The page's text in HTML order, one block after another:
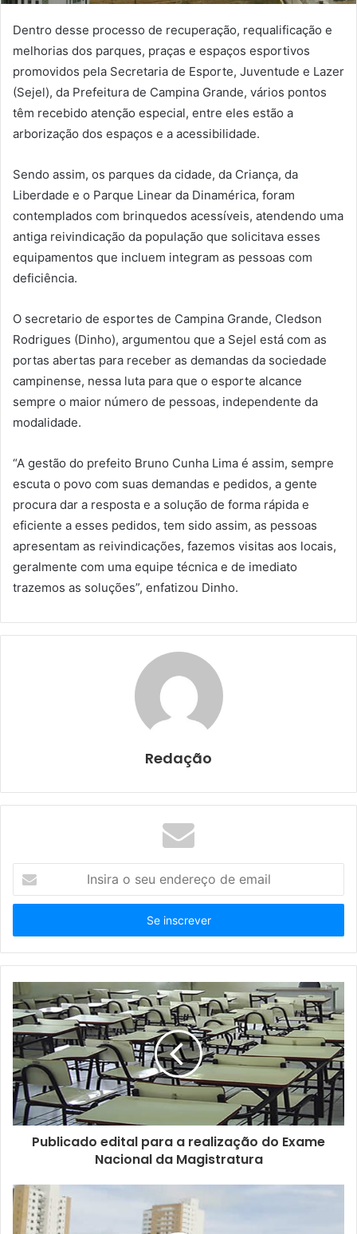
-
m
a
Dentro desse processo de recuperação, requalificação e
melhorias dos parques, praças e espaços esportivos
promovidos pela Secretaria de Esporte, Juventude e Lazer
(Sejel), da Prefeitura de Campina Grande, vários pontos
têm recebido atenção especial, entre eles estão a
arborização dos espaços e a acessibilidade.
Sendo assim, os parques da cidade, da Criança, da
Liberdade e o Parque Linear da Dinamérica, foram
contemplados com brinquedos acessíveis, atendendo uma
antiga reivindicação da população que solicitava esses
equipamentos que incluem integram as pessoas com
deficiência.
O secretario de esportes de Campina Grande, Cledson
Rodrigues (Dinho), argumentou que a Sejel está com as
portas abertas para receber as demandas da sociedade
campinense, nessa luta para que o esporte alcance
sempre o maior número de pessoas, independente da
modalidade.
“A gestão do prefeito Bruno Cunha Lima é assim, sempre
escuta o povo com suas demandas e pedidos, a gente
procura dar a resposta e a solução de forma rápida e
eficiente a esses pedidos, tem sido assim, as pessoas
apresentam as reivindicações, fazemos visitas aos locais,
geralmente com uma equipe técnica e de imediato
trazemos as soluções”, enfatizou Dinho.
Redação
s
r
a
e
u
e
n
d
e
r
e
e
e
m
Publicado edital para a realização do Exame
Nacional da Magistratura